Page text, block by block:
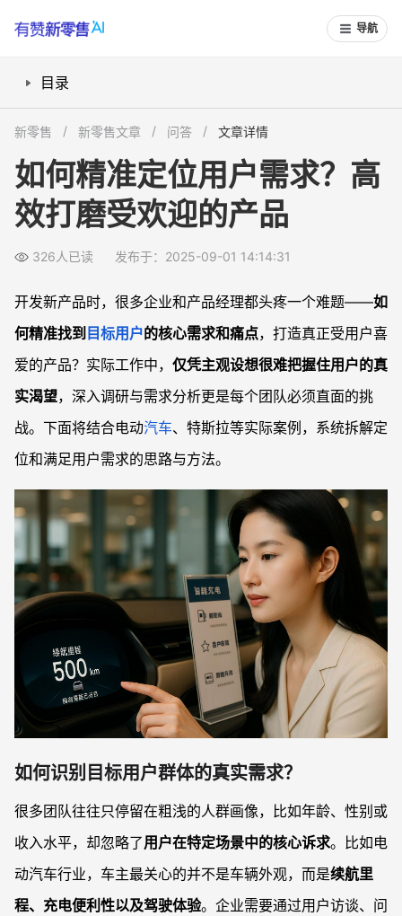
导航
目录
怎样持续获取和验证用户需求的变化？
怎样将需求分析落地到营销和技术提升？
如何区分表层需求和真实核心需求？
用户需求总是变化，产品怎么跟得上？
新零售 新零售文章 问答 文章详情
如何精准定位用户需求？高
效打磨受欢迎的产品
326人已读 发布于：2025-09-01 14:14:31
开发新产品时，很多企业和产品经理都头疼一个难题——如
何精准找到 目标用户的核心需求和痛点，打造真正受用户喜
爱的产品？实际工作中， 仅凭主观设想很难把握住用户的真
实渴望，深入调研与需求分析更是每个团队必须直面的挑
战。下面将结合电动汽车、特斯拉等实际案例，系统拆解定
位和满足用户需求的思路与方法。
如何识别目标用户群体的真实需求？
很多团队往往只停留在粗浅的人群画像，比如年龄、性别或
收入水平，却忽略了用户在特定场景中的核心诉求。比如电
动汽车行业，车主最关心的并不是车辆外观，而是续航里
程、充电便利性以及驾驶体验。企业需要通过用户访谈、问